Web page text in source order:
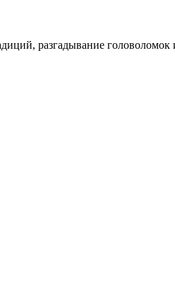
разгадывание головоломок